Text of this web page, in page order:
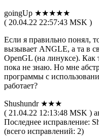
goingUp ★★★★★
( 20.04.22 22:57:43 MSK )
Если я правильно понял,
вызывает ANGLE, а та в
OpenGL (на линуксе). Как
пока не знаю. Но мне
программы с
работает?
Shushundr ★★★
( 21.04.22 12:13:48 MSK )
Последнее исправление:
(всего исправлений: 2)